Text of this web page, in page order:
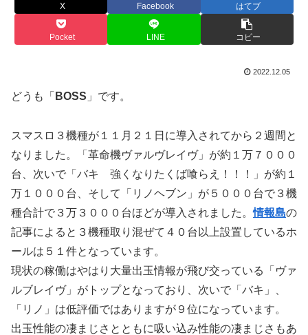
X Facebook はてブ
Pocket LINE コピー
2022.12.05
どうも「 BOSS 」です。
スマスロ３機種が１１月２１日に導入されてから２週間と
なりました。「革命機ヴァルヴレイヴ」が約１万７０００
台、次いで「バキ 強くなりたくば喰らえ！！！」が約１
万１０００台、そして「リノヘブン」が５０００台で３機
種合計で３万３０００台ほどが導入されました。情報島の
記事によると３機種取り混ぜて４０台以上設置しているホ
ールは５１件となっています。
現状の稼働はやはり大量出玉情報が飛び交っている「ヴァ
ルブレイヴ」がトップとなっており、次いで「バキ」、
「リノ」は低評価ではありますが９位になっています。
出玉性能の凄まじさとともに吸い込み性能の凄まじさもあ